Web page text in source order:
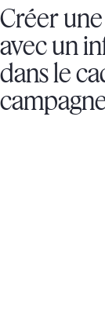
Créer
avec un
dans le